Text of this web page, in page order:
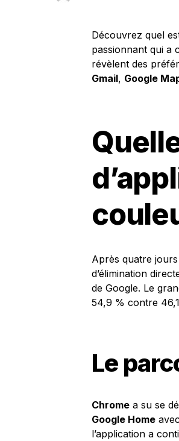
Découvrez quel
passionnant qui a
révèlent des
Gmail, Google
Après quatre
d’élimination
de Google. Le
54,9 % contre
Le
Chrome a su se
Google Home
l’application a